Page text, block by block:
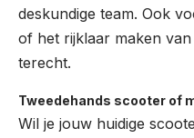
deskundige team. Ook
of het rijklaar maken
terecht.
Tweedehands scooter of
Wil je jouw huidige